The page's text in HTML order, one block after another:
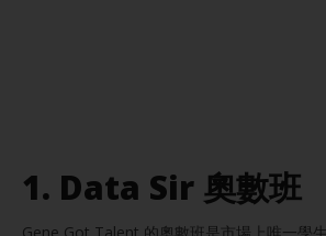
1. Data Sir 奧數班